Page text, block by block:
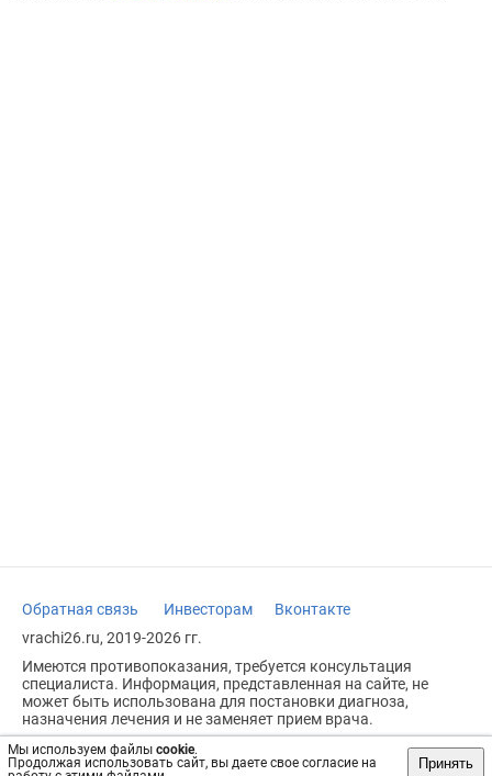
Мы используем файлы cookie.
Продолжая использовать сайт, вы даете свое согласие на
Принять
Обратная связь Инвесторам
Вконтакте
vrachi26.ru, 2019-2026 гг.
Имеются противопоказания, требуется консультация
специалиста. Информация, представленная на сайте, не
может быть использована для постановки диагноза,
назначения лечения и не заменяет прием врача.
Возрастное ограничение: 18+